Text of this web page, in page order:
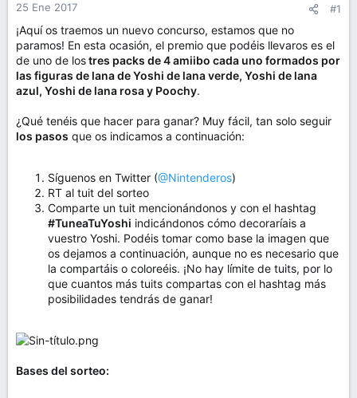
d
e
t
e
m
a
o
25 Ene 2017 #1
¡Aquí os traemos un nuevo concurso, estamos que no
paramos! En esta ocasión, el premio que podéis llevaros es el
de uno de lostres packs de 4 amiibo cada uno formados por
las figuras de lana de Yoshi de lana verde, Yoshi de lana
azul, Yoshi de lana rosa y Poochy.
¿Qué tenéis que hacer para ganar? Muy fácil, tan solo seguir
los pasos que os indicamos a continuación:
Síguenos en Twitter (@Nintenderos)
RT al tuit del sorteo
Comparte un tuit mencionándonos y con el hashtag
#TuneaTuYoshi indicándonos cómo decoraríais a
vuestro Yoshi. Podéis tomar como base la imagen que
os dejamos a continuación, aunque no es necesario que
la compartáis o coloreéis. ¡No hay límite de tuits, por lo
que cuantos más tuits compartas con el hashtag más
posibilidades tendrás de ganar!
Bases del sorteo: